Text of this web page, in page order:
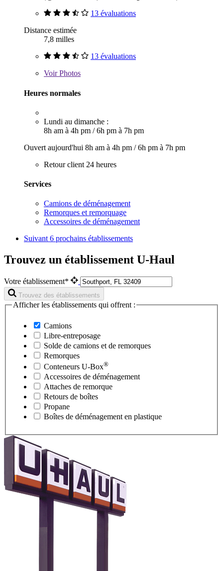
13 évaluations
Distance estimée
7,8 milles
13 évaluations
VoirPhotos
Heures normales
Lundi au dimanche :
8h am à 4h pm /6h pm à 7h pm
Ouvert aujourd'hui 8h am à 4h pm /6h pm à 7h pm
Retour client 24 heures
Services
Camions de déménagement
Remorques et remorquage
Accessoires de déménagement
Suivant6 prochains établissements
Trouvez un établissement U-Haul
Votre établissement*
Trouvez des établissements
Afficher les établissements qui offrent :
Camions
Libre-entreposage
Solde de camions et de remorques
Remorques
Conteneurs U-Box®
Accessoires de déménagement
Attaches de remorque
Retours de boîtes
Propane
Boîtes de déménagement en plastique